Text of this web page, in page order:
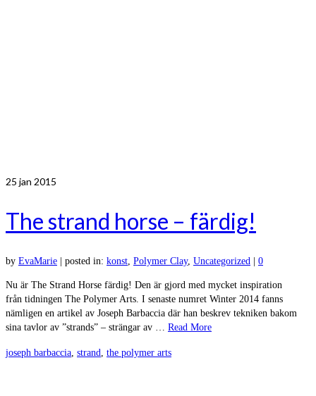
25 jan 2015
The strand horse – färdig!
by EvaMarie posted in: konst, Polymer Clay, Uncategorized 0
Nu är The Strand Horse färdig! Den är gjord med mycket inspiration
från tidningen The Polymer Arts. I senaste numret Winter 2014 fanns
nämligen en artikel av Joseph Barbaccia där han beskrev tekniken bakom
sina tavlor av ”strands” – strängar av … Read More
joseph barbaccia, strand, the polymer arts